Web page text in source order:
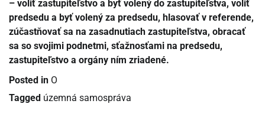
– voliť zastupiteľstvo a byť volený do zastupiteľstva, voliť
predsedu a byť volený za predsedu, hlasovať v referende,
zúčastňovať sa na zasadnutiach zastupiteľstva, obracať
sa so svojimi podnetmi, sťažnosťami na predsedu,
zastupiteľstvo a orgány ním zriadené.
Posted in O
Tagged územná samospráva